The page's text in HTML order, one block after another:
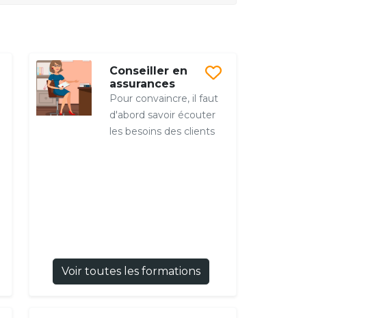
Conseiller en
assurances
Pour convaincre, il faut
d'abord savoir écouter
les besoins des clients
Voir toutes les formations